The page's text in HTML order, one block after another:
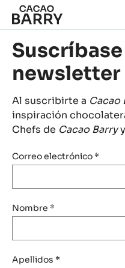
Skip to main content
newsletter
Al suscribirte a Cacao
inspiración
Chefs de Cacao Barry
Correo electrónico *
Nombre *
Apellidos *